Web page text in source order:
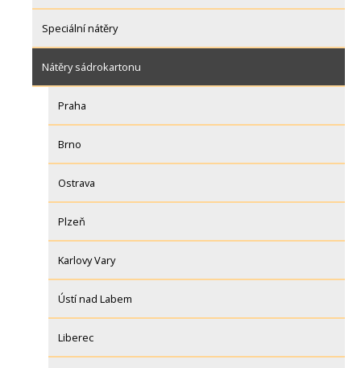
Speciální nátěry
Nátěry sádrokartonu
Praha
Brno
Ostrava
Plzeň
Karlovy Vary
Ústí nad Labem
Liberec